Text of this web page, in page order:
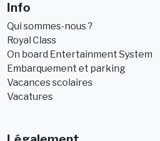
Info
Qui sommes-nous ?
Royal Class
On board Entertainment System
Embarquement et parking
Vacances scolaires
Vacatures